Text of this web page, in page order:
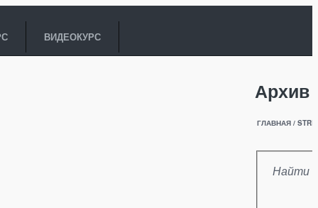
ВИДЕОКУРС
Архив
ГЛАВНАЯ /